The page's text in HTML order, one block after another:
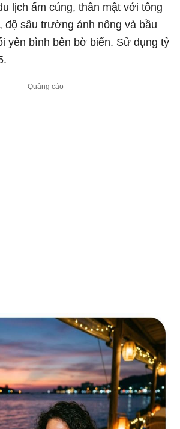
lịch ấm cúng, thân mật với tông
độ sâu trường ảnh nông và bầu
yên bình bên bờ biển. Sử dụng tỷ